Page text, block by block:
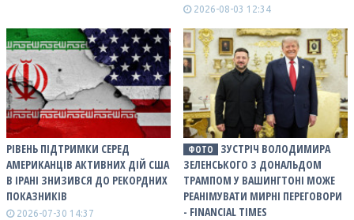
2026-08-03 12:34
РІВЕНЬ ПІДТРИМКИ СЕРЕД
АМЕРИКАНЦІВ АКТИВНИХ ДІЙ США
В ІРАНІ ЗНИЗИВСЯ ДО РЕКОРДНИХ
ПОКАЗНИКІВ
2026-07-30 14:37
ФОТО
ЗУСТРІЧ ВОЛОДИМИРА
ЗЕЛЕНСЬКОГО З ДОНАЛЬДОМ
ТРАМПОМ У ВАШИНГТОНІ МОЖЕ
РЕАНІМУВАТИ МИРНІ ПЕРЕГОВОРИ
- FINANCIAL TIMES